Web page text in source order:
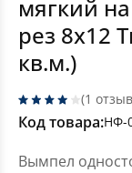
мягкий
рез 8x12
кв.м.)
(1
Код товара:НФ-
Вымпел